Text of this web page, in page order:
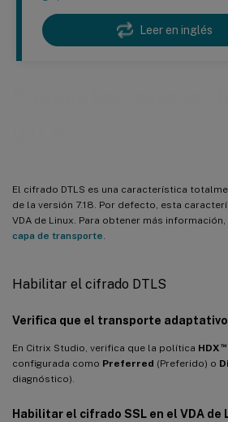
Leer en inglés
El cifrado DTLS es una característica
de la versión 7.18. Por defecto, esta
VDA de Linux. Para obtener más
capa de transporte
Habilitar el cifrado DTLS
Verifica que el transporte
En Citrix Studio, verifica que la política HDX ™
configurada como Preferred (Preferido) o
diagnóstico).
Habilitar el cifrado SSL en el VDA de